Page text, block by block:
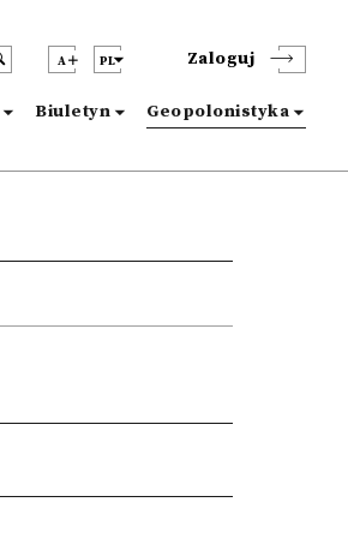
A PL Zaloguj
Biuletyn Geopolonistyka